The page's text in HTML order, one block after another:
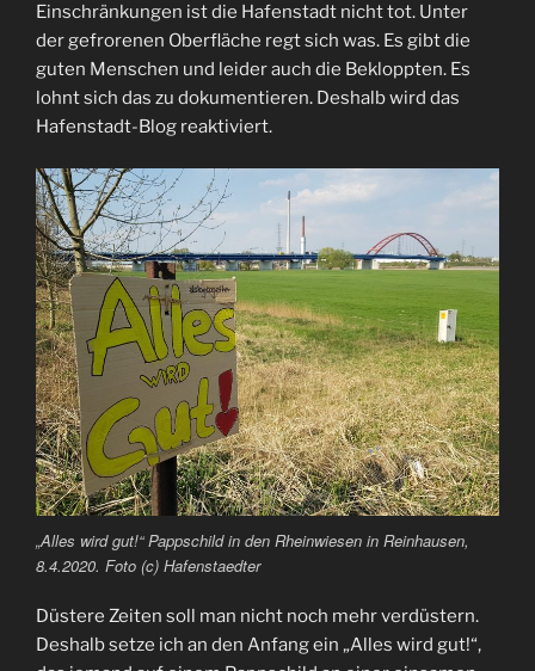
Einschränkungen ist die Hafenstadt nicht tot. Unter
der gefrorenen Oberfläche regt sich was. Es gibt die
guten Menschen und leider auch die Bekloppten. Es
lohnt sich das zu dokumentieren. Deshalb wird das
Hafenstadt-Blog reaktiviert.
„Alles wird gut!“ Pappschild in den Rheinwiesen in Reinhausen,
8.4.2020. Foto (c) Hafenstaedter
Düstere Zeiten soll man nicht noch mehr verdüstern.
Deshalb setze ich an den Anfang ein „Alles wird gut!“,